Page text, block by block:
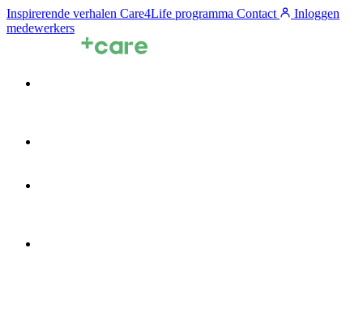
Inspirerende verhalen Care4Life programma Contact
Inloggen
medewerkers